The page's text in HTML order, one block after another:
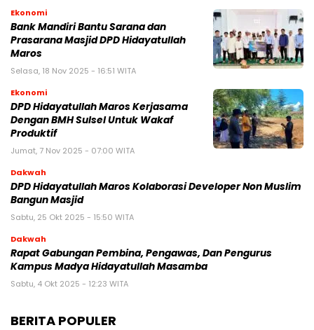
Ekonomi
Bank Mandiri Bantu Sarana dan
Prasarana Masjid DPD Hidayatullah
Maros
Selasa, 18 Nov 2025 - 16:51 WITA
Ekonomi
DPD Hidayatullah Maros Kerjasama
Dengan BMH Sulsel Untuk Wakaf
Produktif
Jumat, 7 Nov 2025 - 07:00 WITA
Dakwah
DPD Hidayatullah Maros Kolaborasi Developer Non Muslim
Bangun Masjid
Sabtu, 25 Okt 2025 - 15:50 WITA
Dakwah
Rapat Gabungan Pembina, Pengawas, Dan Pengurus
Kampus Madya Hidayatullah Masamba
Sabtu, 4 Okt 2025 - 12:23 WITA
BERITA POPULER